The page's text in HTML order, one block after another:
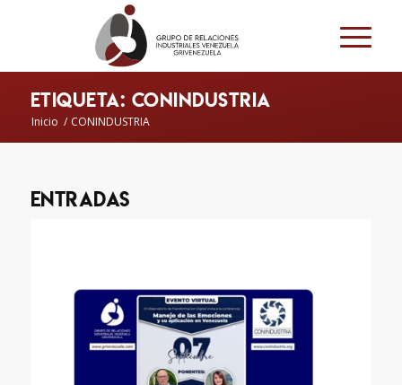
Etiqueta: CONINDUSTRIA
Inicio / CONINDUSTRIA
Entradas